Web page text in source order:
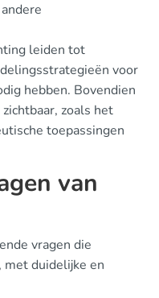
leiden tot
voor
hebben. Bovendien
zoals het
toepassingen
van
vragen die
met duidelijke en